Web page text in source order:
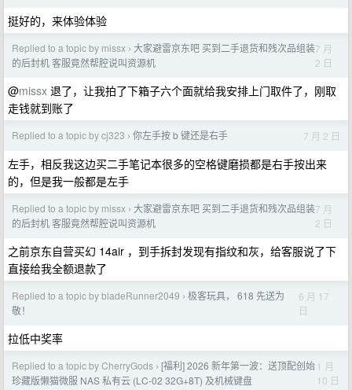
挺好的，来体验体验
Replied to a topic by missx › 大家避雷京东吧 买到二手退货和残次品组装
的后封机 客服竟然帮腔说叫资源机
7 月
2 日
@missx 退了，让我拍了下箱子六个面就给我安排上门取件了，刚取
走钱就到账了
Replied to a topic by cj323 › 你左手按 b 键还是右手 7 月 2 日
左手，相反我这边买二手笔记本很多的空格键磨损都是右手按出来
的，但是我一般都是左手
Replied to a topic by missx › 大家避雷京东吧 买到二手退货和残次品组装
的后封机 客服竟然帮腔说叫资源机
7 月
2 日
之前京东自营买幻 14air ，到手拆封发现有指纹和灰，给客服说了下
直接给我全额退款了
Replied to a topic by bladeRunner2049 › 极客玩具， 618 先送为
敬！
6 月 17
日
拉低中奖率
Replied to a topic by CherryGods › [福利] 2026 新年第一波：送顶配创始
珍藏版懒猫微服 NAS 私有云 (LC-02 32G+8T) 及机械键盘
1 月
10 日